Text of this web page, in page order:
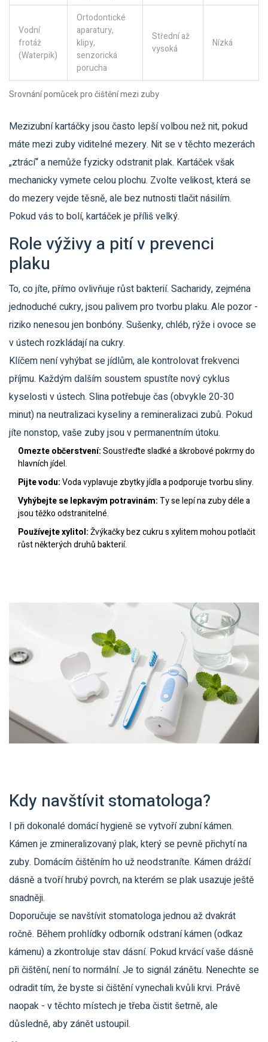
Srovnání pomůcek pro čištění mezi zuby
Vodní
frotáž
(Waterpik)
Ortodontické
aparatury,
klipy,
senzorická
porucha
Střední až
vysoká
Nízká
Mezizubní kartáčky jsou často lepší volbou než nit, pokud
máte mezi zuby viditelné mezery. Nit se v těchto mezerách
„ztrácí“ a nemůže fyzicky odstranit plak. Kartáček však
mechanicky vymete celou plochu. Zvolte velikost, která se
do mezery vejde těsně, ale bez nutnosti tlačit násilím.
Pokud vás to bolí, kartáček je příliš velký.
Role výživy a pití v prevenci
plaku
To, co jíte, přímo ovlivňuje růst bakterií. Sacharidy, zejména
jednoduché cukry, jsou palivem pro tvorbu plaku. Ale pozor -
riziko nenesou jen bonbóny. Sušenky, chléb, rýže i ovoce se
v ústech rozkládají na cukry.
Klíčem není vyhýbat se jídlům, ale kontrolovat frekvenci
příjmu. Každým dalším soustem spustíte nový cyklus
kyselosti v ústech. Slina potřebuje čas (obvykle 20-30
minut) na neutralizaci kyseliny a remineralizaci zubů. Pokud
jíte nonstop, vaše zuby jsou v permanentním útoku.
Omezte občerstvení:Soustřeďte sladké a škrobové pokrmy do
hlavních jídel.
Pijte vodu:Voda vyplavuje zbytky jídla a podporuje tvorbu sliny.
Vyhýbejte se lepkavým potravinám:Ty se lepí na zuby déle a
jsou těžko odstranitelné.
Používejte xylitol:Žvýkačky bez cukru s xylitem mohou potlačit
růst některých druhů bakterií.
Kdy navštívit stomatologa?
I při dokonalé domácí hygieně se vytvoří zubní kámen.
Kámen je zmineralizovaný plak, který se pevně přichytí na
zuby. Domácím čištěním ho už neodstraníte. Kámen dráždí
dásně a tvoří hrubý povrch, na kterém se plak usazuje ještě
snadněji.
Doporučuje se navštívit stomatologa jednou až dvakrát
ročně. Během prohlídky odborník odstraní kámen (odkaz
kámenu) a zkontroluje stav dásní. Pokud krvácí vaše dásně
při čištění, není to normální. Je to signál zánětu. Nenechte se
odradit tím, že byste si čištění vynechali kvůli krvi. Právě
naopak - v těchto místech je třeba čistit šetrně, ale
důsledně, aby zánět ustoupil.